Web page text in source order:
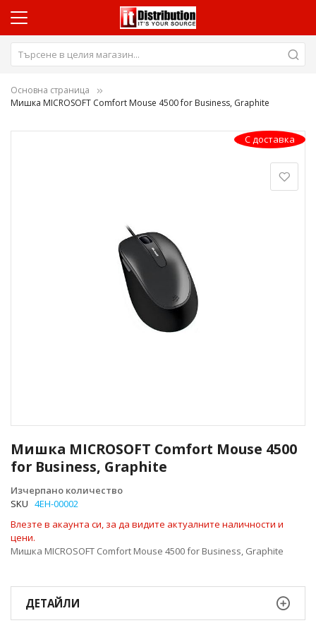
Основна страница
Мишка MICROSOFT Comfort Mouse 4500 for Business, Graphite
Мишка MICROSOFT Comfort Mouse 4500
for Business, Graphite
Изчерпано количество
SKU 4EH-00002
Влезте в акаунта си, за да видите актуалните наличности и
цени.
Мишка MICROSOFT Comfort Mouse 4500 for Business, Graphite
С доставка
към
началото
на
галерия
със
ДЕТАЙЛИ